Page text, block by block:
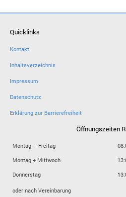
Quicklinks
Kontakt
Inhaltsverzeichnis
Impressum
Datenschutz
Erklärung zur Barrierefreiheit
Öffnungszeiten
Montag – Freitag
Montag + Mittwoch
Donnerstag
oder nach Vereinbarung